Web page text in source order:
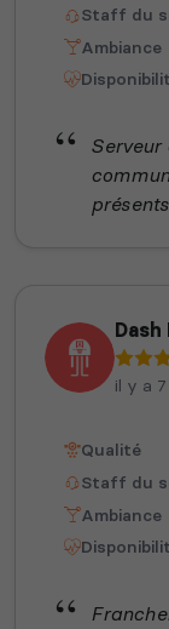
Staff du
Ambiance
Serveur
Dash
il y a
Qualité
Staff du
Ambiance